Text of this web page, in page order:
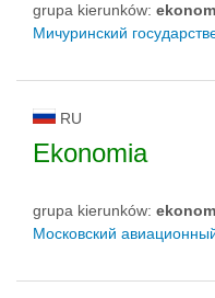
grupa kierunków:
Мичуринский
RU
Ekonomia
grupa kierunków:
Московский